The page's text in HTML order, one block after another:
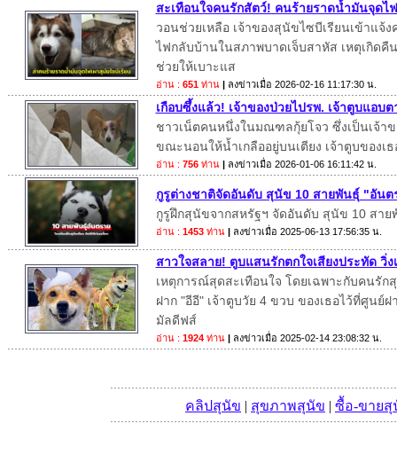
สะเทือนใจคนรักสัตว์! คนร้ายราดน้ำมันจุดไ
วอนช่วยเหลือ เจ้าของสุนัขไซบีเรียนเข้าแ
ไฟกลับบ้านในสภาพบาดเจ็บสาหัส เหตุเกิด
ช่วยให้เบาะแส
อ่าน : 651ท่าน | ลงข่าวเมื่อ 2026-02-16 11:17:30 น.
เกือบซึ้งแล้ว! เจ้าของป่วยไปรพ. เจ้าตูบแอบ
ชาวเน็ตคนหนึ่งในมณฑลกุ้ยโจว ซึ่งเป็นเจ้า
ขณะนอนให้น้ำเกลืออยู่บนเตียง เจ้าตูบของเ
อ่าน : 756ท่าน | ลงข่าวเมื่อ 2026-01-06 16:11:42 น.
กูรูต่างชาติจัดอันดับ สุนัข 10 สายพันธุ์ "อันต
กูรูฝึกสุนัขจากสหรัฐฯ จัดอันดับ สุนัข 10 สา
อ่าน : 1453ท่าน | ลงข่าวเมื่อ 2025-06-13 17:56:35 น.
สาวใจสลาย! ตูบแสนรักตกใจเสียงประทัด วิ่
เหตุการณ์สุดสะเทือนใจ โดยเฉพาะกับคนรั
ฝาก "อีอี" เจ้าตูบวัย 4 ขวบ ของเธอไว้ที่ศูนย์
มัลดีฟส์
อ่าน : 1924ท่าน | ลงข่าวเมื่อ 2025-02-14 23:08:32 น.
คลิปสุนัข | สุขภาพสุนัข | ซื้อ-ขายสุ